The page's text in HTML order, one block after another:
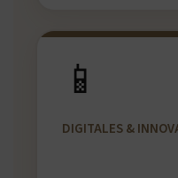
📱
DIGITALES &